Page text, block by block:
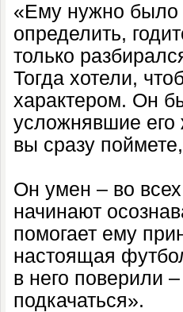
«Ему нужно было
определить,
только
Тогда хотели,
характером. Он
усложнявшие его
вы сразу
Он умен – во
начинают
помогает ему
настоящая
в него поверили
подкачаться».